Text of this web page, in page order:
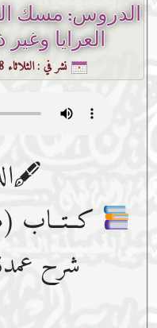
الدروس: مسك
العرايا
نشر في :الثلاثاء 8 شعبان 1444هـ 28-2-2023م
كــتــاب
شرح